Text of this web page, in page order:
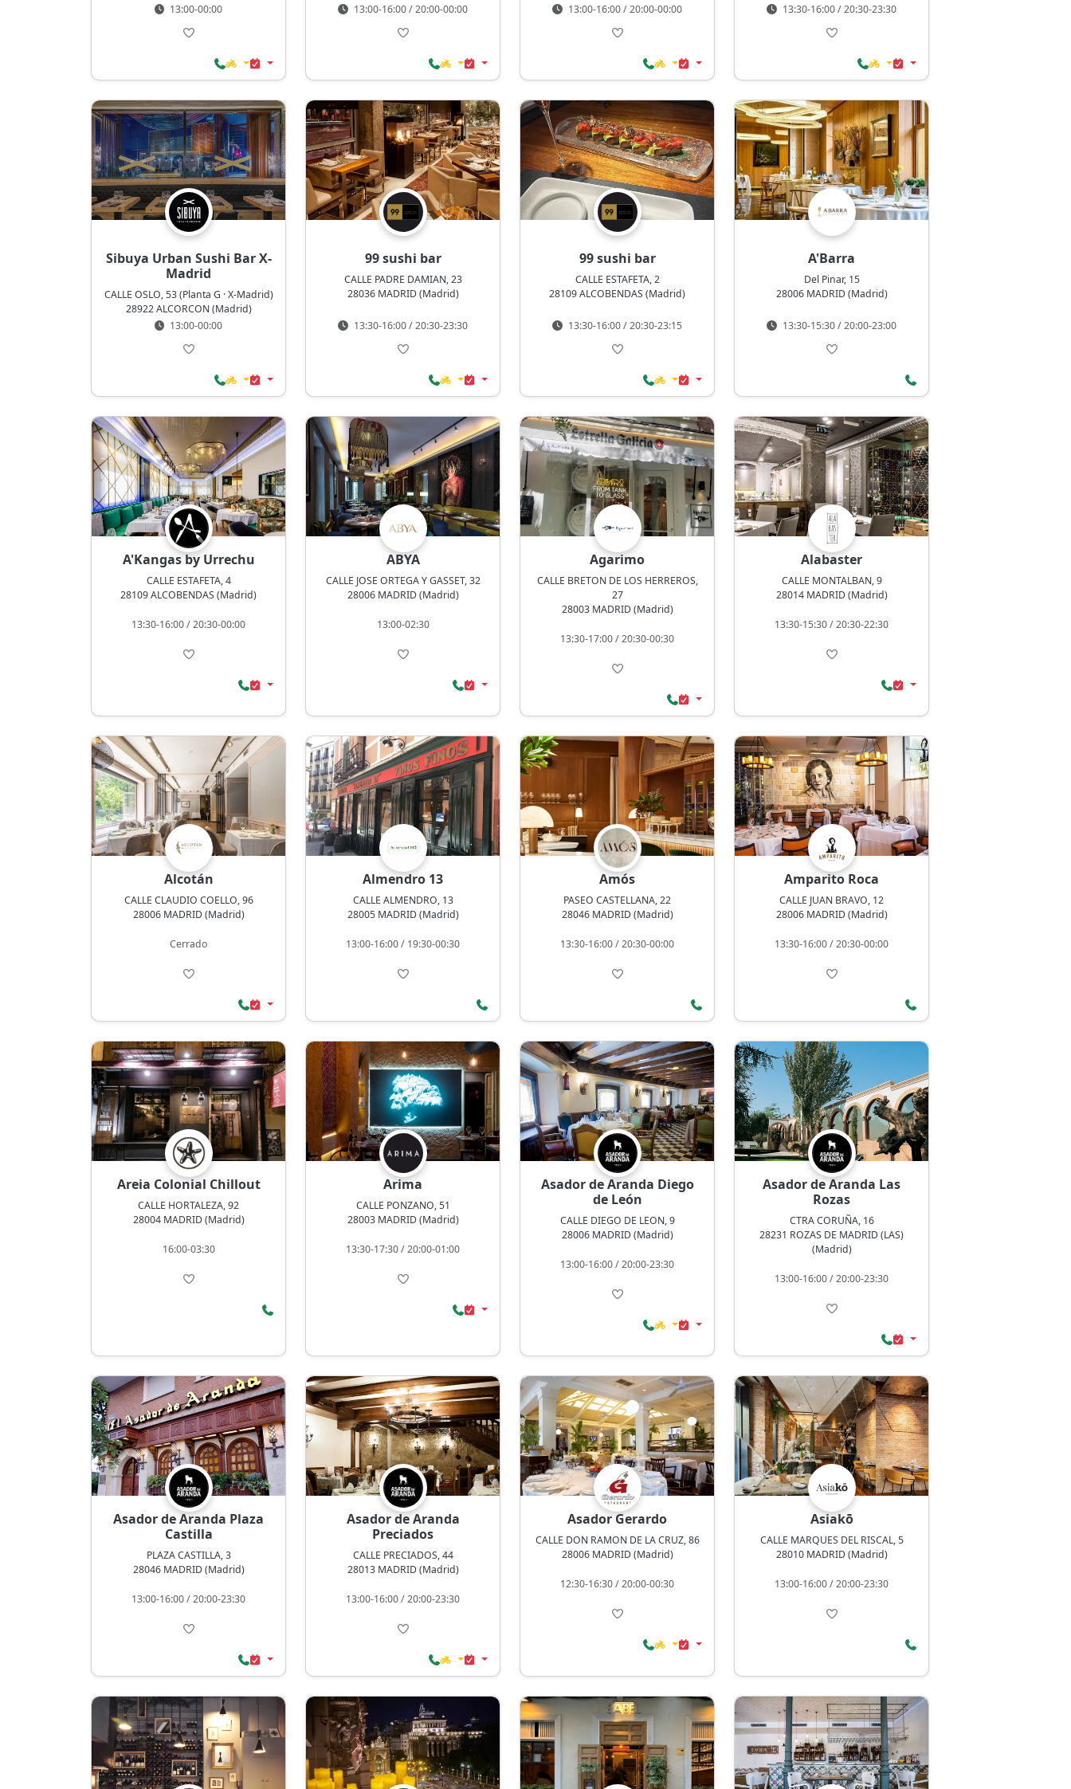
13:00-00:00 13:00-16:00 / 20:00-00:00 13:00-16:00 / 20:00-00:00
13:30-16:00 / 20:30-23:30
Sibuya Urban Sushi Bar X-
Madrid
CALLE OSLO, 53 (Planta G · X-Madrid)
28922 ALCORCON (Madrid)
13:00-00:00
99 sushi bar
CALLE PADRE DAMIAN, 23
28036 MADRID (Madrid)
13:30-16:00 / 20:30-23:30
99 sushi bar
CALLE ESTAFETA, 2
28109 ALCOBENDAS (Madrid)
13:30-16:00 / 20:30-23:15
A'Barra
Del Pinar, 15
28006 MADRID (Madrid)
13:30-15:30 / 20:00-23:00
A'Kangas by Urrechu
CALLE ESTAFETA, 4
28109 ALCOBENDAS (Madrid)
13:30-16:00 / 20:30-00:00
ABYA
CALLE JOSE ORTEGA Y GASSET, 32
28006 MADRID (Madrid)
13:00-02:30
Agarimo
CALLE BRETON DE LOS HERREROS,
27
28003 MADRID (Madrid)
13:30-17:00 / 20:30-00:30
Alabaster
CALLE MONTALBAN, 9
28014 MADRID (Madrid)
13:30-15:30 / 20:30-22:30
Alcotán
CALLE CLAUDIO COELLO, 96
28006 MADRID (Madrid)
Cerrado
Almendro 13
CALLE ALMENDRO, 13
28005 MADRID (Madrid)
13:00-16:00 / 19:30-00:30
Amós
PASEO CASTELLANA, 22
28046 MADRID (Madrid)
13:30-16:00 / 20:30-00:00
Amparito Roca
CALLE JUAN BRAVO, 12
28006 MADRID (Madrid)
13:30-16:00 / 20:30-00:00
Areia Colonial Chillout
CALLE HORTALEZA, 92
28004 MADRID (Madrid)
16:00-03:30
Arima
CALLE PONZANO, 51
28003 MADRID (Madrid)
13:30-17:30 / 20:00-01:00
Asador de Aranda Diego
de León
CALLE DIEGO DE LEON, 9
28006 MADRID (Madrid)
13:00-16:00 / 20:00-23:30
Asador de Aranda Las
Rozas
CTRA CORUÑA, 16
28231 ROZAS DE MADRID (LAS)
(Madrid)
13:00-16:00 / 20:00-23:30
Asador de Aranda Plaza
Castilla
PLAZA CASTILLA, 3
28046 MADRID (Madrid)
13:00-16:00 / 20:00-23:30
Asador de Aranda
Preciados
CALLE PRECIADOS, 44
28013 MADRID (Madrid)
13:00-16:00 / 20:00-23:30
Asador Gerardo
CALLE DON RAMON DE LA CRUZ, 86
28006 MADRID (Madrid)
12:30-16:30 / 20:00-00:30
Asiakō
CALLE MARQUES DEL RISCAL, 5
28010 MADRID (Madrid)
13:00-16:00 / 20:00-23:30